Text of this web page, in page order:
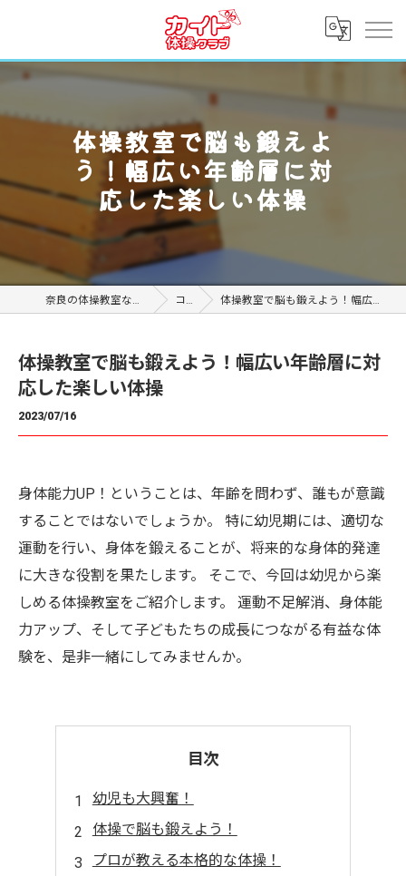
体操教室で脳も鍛えよ
う！幅広い年齢層に対
応した楽しい体操
奈良の体操教室ならカイト体操クラブ コラム 体操教室で脳も鍛えよう！幅広い年齢層に対応した楽しい体操
体操教室で脳も鍛えよう！幅広い年齢層に対
応した楽しい体操
2023/07/16
身体能力UP！ということは、年齢を問わず、誰もが意識
することではないでしょうか。 特に幼児期には、適切な
運動を行い、身体を鍛えることが、将来的な身体的発達
に大きな役割を果たします。 そこで、今回は幼児から楽
しめる体操教室をご紹介します。 運動不足解消、身体能
力アップ、そして子どもたちの成長につながる有益な体
験を、是非一緒にしてみませんか。
目次
幼児も大興奮！
体操で脳も鍛えよう！
プロが教える本格的な体操！